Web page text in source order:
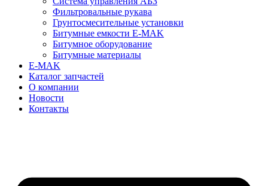
Фильтровальные рукава
Грунтосмесительные установки
Битумные емкости E-MAK
Битумное оборудование
Битумные материалы
E-MAK
Каталог запчастей
О компании
Новости
Контакты